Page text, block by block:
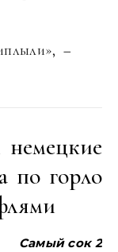
–
по горло
Самый сок 2